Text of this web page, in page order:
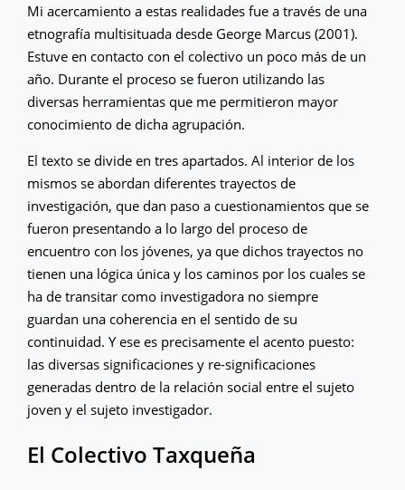
Mi acercamiento a estas realidades fue a través de una
etnografía multisituada desde George Marcus (2001).
Estuve en contacto con el colectivo un poco más de un
año. Durante el proceso se fueron utilizando las
diversas herramientas que me permitieron mayor
conocimiento de dicha agrupación.
El texto se divide en tres apartados. Al interior de los
mismos se abordan diferentes trayectos de
investigación, que dan paso a cuestionamientos que se
fueron presentando a lo largo del proceso de
encuentro con los jóvenes, ya que dichos trayectos no
tienen una lógica única y los caminos por los cuales se
ha de transitar como investigadora no siempre
guardan una coherencia en el sentido de su
continuidad. Y ese es precisamente el acento puesto:
las diversas significaciones y re-significaciones
generadas dentro de la relación social entre el sujeto
joven y el sujeto investigador.
El Colectivo Taxqueña